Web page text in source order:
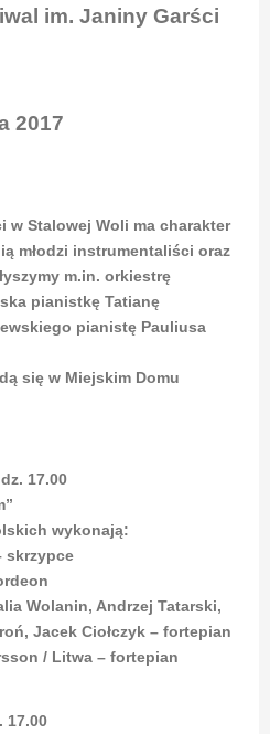
im. Janiny Garści
2017
w Stalowej Woli ma charakter
młodzi instrumentaliści oraz
m.in. orkiestrę
pianistkę Tatianę
pianistę Pauliusa
się w Miejskim Domu
17.00
wykonają:
skrzypce
Wolanin, Andrzej Tatarski,
Jacek Ciołczyk – fortepian
/ Litwa – fortepian
17.00